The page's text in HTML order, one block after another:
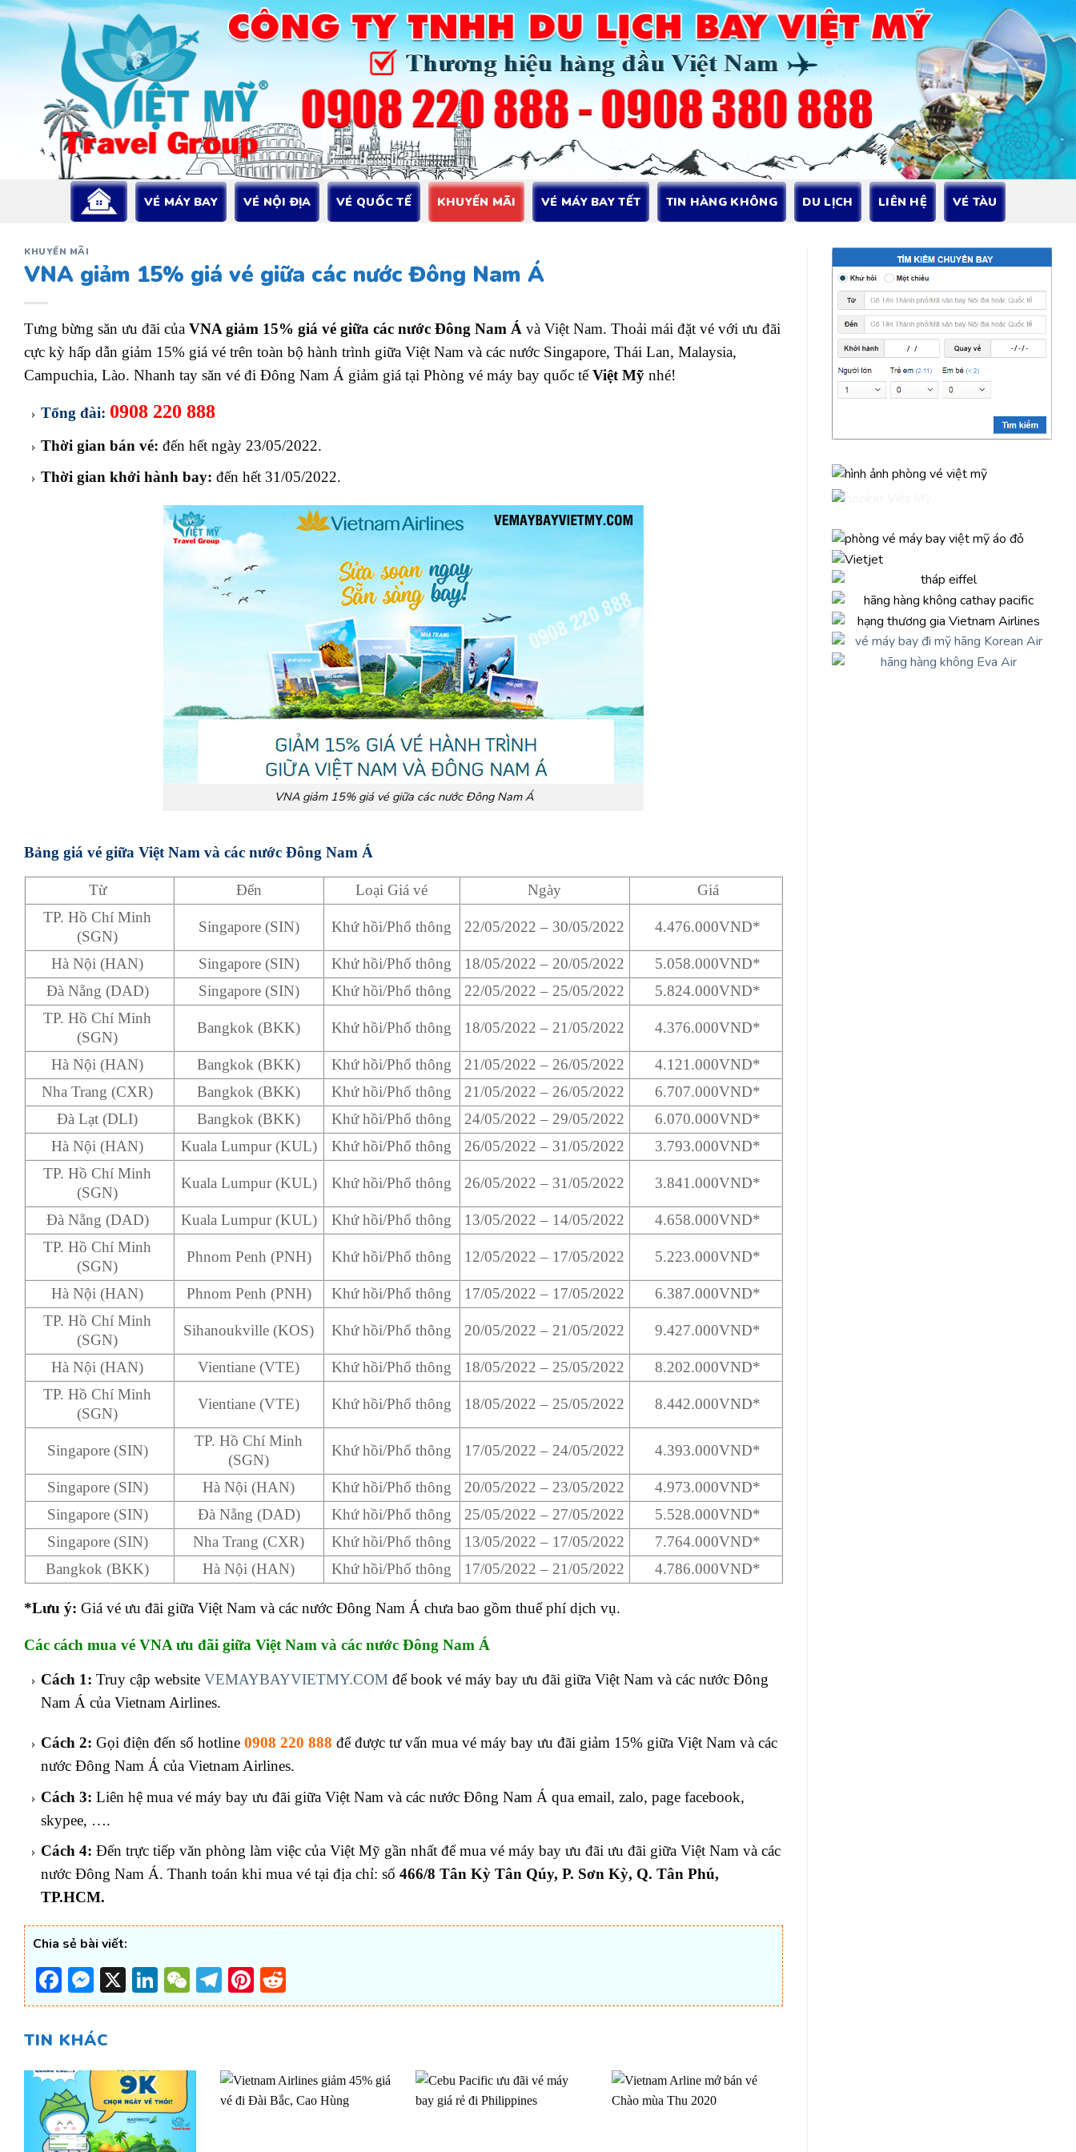
Bỏ
dung
VÉ MÁY BAY VÉ NỘI ĐỊA VÉ QUỐC TẾ KHUYẾN MÃI VÉ MÁY BAY TẾT TIN HÀNG KHÔNG DU LỊCH LIÊN HỆ VÉ TÀU
KHUYẾN MÃI
VNA giảm 15% giá vé giữa các nước Đông Nam Á
Tưng bừng săn ưu đãi của VNA giảm 15% giá vé giữa các nước Đông Nam Á và Việt Nam. Thoải mái đặt vé với ưu đãi
cực kỳ hấp dẫn giảm 15% giá vé trên toàn bộ hành trình giữa Việt Nam và các nước Singapore, Thái Lan, Malaysia,
Campuchia, Lào. Nhanh tay săn vé đi Đông Nam Á giảm giá tại Phòng vé máy bay quốc tếViệt Mỹ nhé!
Tổng đài: 0908 220 888
Thời gian bán vé: đến hết ngày 23/05/2022.
Thời gian khởi hành bay: đến hết 31/05/2022.
VNA giảm 15% giá vé giữa các nước Đông Nam Á
Bảng giá vé giữa Việt Nam và các nước Đông Nam Á
Từ Đến Loại Giá vé Ngày
Giá
TP. Hồ Chí Minh
(SGN)
Singapore (SIN) Khứ hồi/Phổ thông 22/05/2022 – 30/05/2022 4.476.000VND*
Hà Nội (HAN) Singapore (SIN) Khứ hồi/Phổ thông 18/05/2022 – 20/05/2022
5.058.000VND*
Đà Nẵng (DAD)
Singapore (SIN) Khứ hồi/Phổ thông 22/05/2022 – 25/05/2022
5.824.000VND*
TP. Hồ Chí Minh
(SGN)
Bangkok (BKK) Khứ hồi/Phổ thông 18/05/2022 – 21/05/2022 4.376.000VND*
Hà Nội (HAN) Bangkok (BKK) Khứ hồi/Phổ thông 21/05/2022 – 26/05/2022
4.121.000VND*
Nha Trang (CXR)
Bangkok (BKK) Khứ hồi/Phổ thông 21/05/2022 – 26/05/2022
6.707.000VND*
Đà Lạt (DLI)
Bangkok (BKK) Khứ hồi/Phổ thông 24/05/2022 – 29/05/2022
6.070.000VND*
Hà Nội (HAN)
Kuala Lumpur (KUL) Khứ hồi/Phổ thông 26/05/2022 – 31/05/2022
3.793.000VND*
TP. Hồ Chí Minh
(SGN)
Kuala Lumpur (KUL) Khứ hồi/Phổ thông 26/05/2022 – 31/05/2022 3.841.000VND*
Đà Nẵng (DAD) Kuala Lumpur (KUL) Khứ hồi/Phổ thông 13/05/2022 – 14/05/2022
4.658.000VND*
TP. Hồ Chí Minh
(SGN)
Phnom Penh (PNH) Khứ hồi/Phổ thông 12/05/2022 – 17/05/2022 5.223.000VND*
Hà Nội (HAN) Phnom Penh (PNH) Khứ hồi/Phổ thông 17/05/2022 – 17/05/2022
6.387.000VND*
TP. Hồ Chí Minh
(SGN)
Sihanoukville (KOS) Khứ hồi/Phổ thông 20/05/2022 – 21/05/2022 9.427.000VND*
Hà Nội (HAN) Vientiane (VTE) Khứ hồi/Phổ thông 18/05/2022 – 25/05/2022
8.202.000VND*
TP. Hồ Chí Minh
(SGN)
Vientiane (VTE) Khứ hồi/Phổ thông 18/05/2022 – 25/05/2022 8.442.000VND*
Singapore (SIN)
TP. Hồ Chí Minh
(SGN)
Khứ hồi/Phổ thông 17/05/2022 – 24/05/2022 4.393.000VND*
Singapore (SIN) Hà Nội (HAN) Khứ hồi/Phổ thông 20/05/2022 – 23/05/2022
4.973.000VND*
Singapore (SIN)
Đà Nẵng (DAD) Khứ hồi/Phổ thông 25/05/2022 – 27/05/2022
5.528.000VND*
Singapore (SIN)
Nha Trang (CXR) Khứ hồi/Phổ thông 13/05/2022 – 17/05/2022
7.764.000VND*
Bangkok (BKK)
Hà Nội (HAN) Khứ hồi/Phổ thông 17/05/2022 – 21/05/2022 4.786.000VND*
*Lưu ý: Giá vé ưu đãi giữa Việt Nam và các nước Đông Nam Á chưa bao gồm thuế phí dịch vụ.
Các cách mua vé VNA ưu đãi giữa Việt Nam và các nước Đông Nam Á
Cách 1: Truy cập websiteVEMAYBAYVIETMY.COMđể book vé máy bay ưu đãi giữa Việt Nam và các nước Đông
Nam Á của Vietnam Airlines.
Cách 2: Gọi điện đến số hotline 0908 220 888 để được tư vấn mua vé máy bay ưu đãi giảm 15% giữa Việt Nam và các
nước Đông Nam Á của Vietnam Airlines.
Cách 3: Liên hệ mua vé máy bay ưu đãi giữa Việt Nam và các nước Đông Nam Á qua email, zalo, page facebook,
skypee, ….
Cách 4: Đến trực tiếp văn phòng làm việc của Việt Mỹ gần nhất để mua vé máy bay ưu đãi ưu đãi giữa Việt Nam và các
nước Đông Nam Á. Thanh toán khi mua vé tại địa chỉ: số 466/8 Tân Kỳ Tân Qúy, P. Sơn Kỳ, Q. Tân Phú,
TP.HCM.
Chia sẻ bài viết:
Facebook
Messenger
X LinkedIn
WeChat
Telegram
Pinterest
TIN KHÁC